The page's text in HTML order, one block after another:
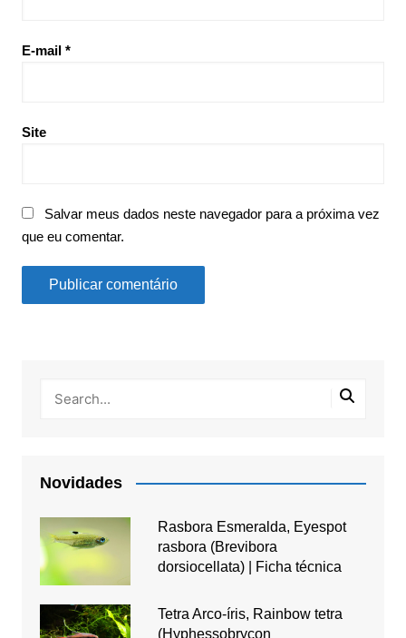
E-mail *
Site
Salvar meus dados neste navegador para a próxima vez
que eu comentar.
Novidades
Rasbora Esmeralda, Eyespot
rasbora (Brevibora
dorsiocellata) | Ficha técnica
Tetra Arco-íris, Rainbow tetra
(Hyphessobrycon